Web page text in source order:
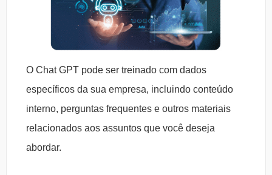
O Chat GPT pode ser treinado com dados
específicos da sua empresa, incluindo conteúdo
interno, perguntas frequentes e outros materiais
relacionados aos assuntos que você deseja
abordar.